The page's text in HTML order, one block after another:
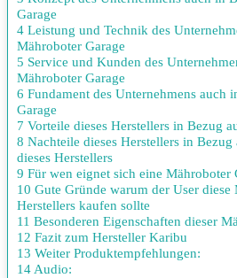
Garage
4 Leistung und Technik des
Mähroboter Garage
5 Service und Kunden des
Mähroboter Garage
6 Fundament des Unternehmens auch
Garage
7 Vorteile dieses Herstellers in Bezug
8 Nachteile dieses Herstellers in
dieses Herstellers
9 Für wen eignet sich eine Mähroboter
10 Gute Gründe warum der User diese
Herstellers kaufen sollte
11 Besonderen Eigenschaften dieser
12 Fazit zum Hersteller Karibu
13 Weiter Produktempfehlungen:
14 Audio: